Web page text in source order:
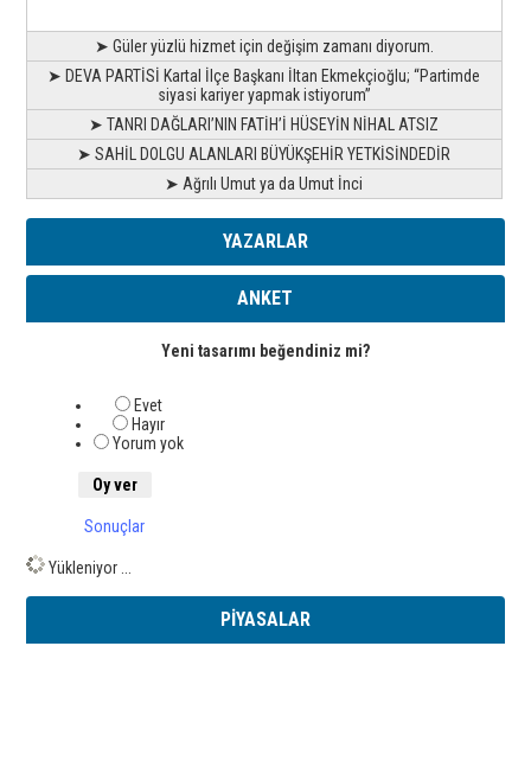
➤ Güler yüzlü hizmet için değişim zamanı diyorum.
➤ DEVA PARTİSİ Kartal İlçe Başkanı İltan Ekmekçioğlu; “Partimde
siyasi kariyer yapmak istiyorum”
➤ TANRI DAĞLARI’NIN FATİH’İ HÜSEYİN NİHAL ATSIZ
➤ SAHİL DOLGU ALANLARI BÜYÜKŞEHİR YETKİSİNDEDİR
➤ Ağrılı Umut ya da Umut İnci
YAZARLAR
ANKET
Yeni tasarımı beğendiniz mi?
Evet
Hayır
Yorum yok
Sonuçlar
Yükleniyor ...
PİYASALAR